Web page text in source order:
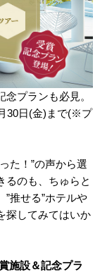
プランも必見。
30日(金)まで(※プ
た！”の声から選
るのも、ちゅらと
推せる”ホテルや
探してみてはいか
施設＆記念プラ